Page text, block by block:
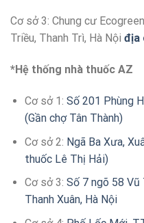
Cơ sở 3: Chung cư
Triều, Thanh Trì, Hà Nội địa
*Hệ thống nhà thuốc AZ
Cơ sở 1: Số 201 Phùng
(Gần chợ Tân Thành)
Cơ sở 2: Ngã Ba Xưa,
thuốc Lê Thị Hải)
Cơ sở 3: Số 7 ngõ 58 Vũ
Thanh Xuân, Hà Nội